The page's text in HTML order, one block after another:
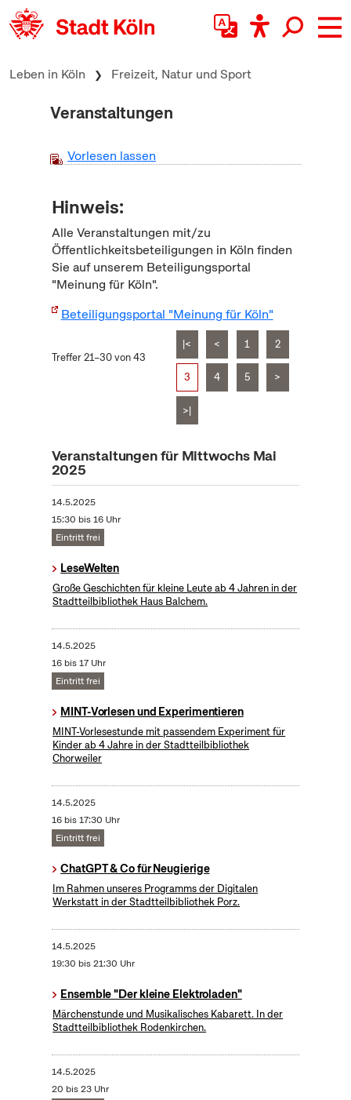
zum Inhalt springen
Leben in Köln Freizeit, Natur und Sport
Veranstaltungen
Vorlesen lassen
Hinweis:
Alle Veranstaltungen mit/zu
Öffentlichkeitsbeteiligungen in Köln finden
Sie auf unserem Beteiligungsportal
"Meinung für Köln".
Beteiligungsportal "Meinung für Köln"
Treffer 21–30 von 43
|< < 1 2
3 4 5 >
>|
Veranstaltungen für Mittwochs Mai
2025
14.5.2025
15:30 bis 16 Uhr
Eintritt frei
LeseWelten
Große Geschichten für kleine Leute ab 4 Jahren in der
Stadtteilbibliothek Haus Balchem.
14.5.2025
16 bis 17 Uhr
Eintritt frei
MINT-Vorlesen und Experimentieren
MINT-Vorlesestunde mit passendem Experiment für
Kinder ab 4 Jahre in der Stadtteilbibliothek
Chorweiler
14.5.2025
16 bis 17:30 Uhr
Eintritt frei
ChatGPT & Co für Neugierige
Im Rahmen unseres Programms der Digitalen
Werkstatt in der Stadtteilbibliothek Porz.
14.5.2025
19:30 bis 21:30 Uhr
Ensemble "Der kleine Elektroladen"
Märchenstunde und Musikalisches Kabarett. In der
Stadtteilbibliothek Rodenkirchen.
14.5.2025
20 bis 23 Uhr